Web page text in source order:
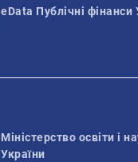
eData Публічні фінанси
Міністерство освіти і
України